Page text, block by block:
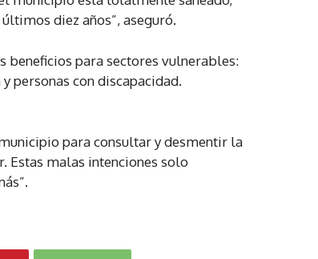
diez años”, aseguró.
beneficios para sectores vulnerables:
personas con discapacidad.
para consultar y desmentir la
Estas malas intenciones solo